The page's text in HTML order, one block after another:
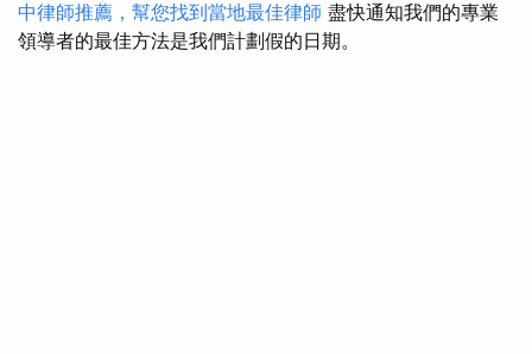
中律師推薦，幫您找到當地最佳律師 盡快通知我們的專業
領導者的最佳方法是我們計劃假的日期。